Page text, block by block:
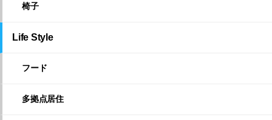
椅子
Life Style
フード
多拠点居住